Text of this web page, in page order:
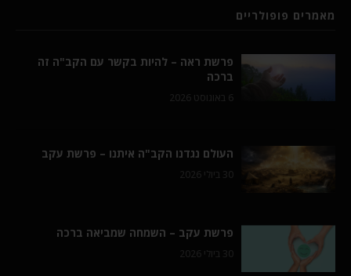
מאמרים פופולריים
פרשת ראה – להיות בקשר עם הקב"ה זה
ברכה
6 באוגוסט 2026
העולם נגדנו הקב"ה איתנו – פרשת עקב
30 ביולי 2026
פרשת עקב – השמחה שמביאה ברכה
30 ביולי 2026